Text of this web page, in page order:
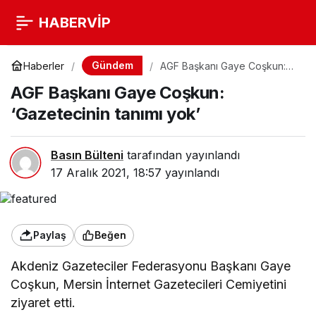
HABERVİP
Haberler Gündem
AGF Başkanı Gaye Coşkun:
AGF Başkanı Gaye Coşkun:
‘Gazetecinin tanımı yok’
Basın Bülteni tarafından yayınlandı
17 Aralık 2021, 18:57 yayınlandı
Paylaş Beğen
Akdeniz Gazeteciler Federasyonu Başkanı Gaye
Coşkun, Mersin İnternet Gazetecileri Cemiyetini
ziyaret etti.